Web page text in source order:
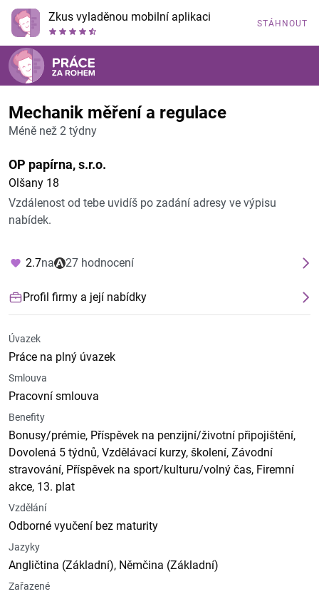
Zkus vyladěnou mobilní aplikaci STÁHNOUT
Mechanik měření a regulace
Méně než 2 týdny
OP papírna, s.r.o.
Olšany 18
Vzdálenost od tebe uvidíš po zadání adresy ve výpisu
nabídek.
2.7na 27 hodnocení
Profil firmy a její nabídky
Úvazek
Práce na plný úvazek
Smlouva
Pracovní smlouva
Benefity
Bonusy/prémie, Příspěvek na penzijní/životní připojištění,
Dovolená 5 týdnů, Vzdělávací kurzy, školení, Závodní
stravování, Příspěvek na sport/kulturu/volný čas, Firemní
akce, 13. plat
Vzdělání
Odborné vyučení bez maturity
Jazyky
Angličtina (Základní), Němčina (Základní)
Zařazené